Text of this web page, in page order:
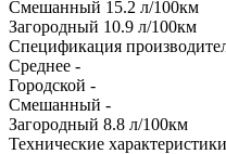
Смешанный 15.2 л/100км
Загородный 10.9 л/100км
Спецификация
Среднее -
Городской -
Смешанный -
Загородный 8.8 л/100км
Технические